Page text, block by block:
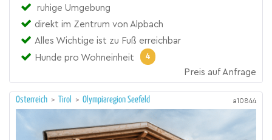
ruhige Umgebung
direkt im Zentrum von Alpbach
Alles Wichtige ist zu Fuß erreichbar
Hunde pro Wohneinheit
4
Preis auf Anfrage
Österreich > Tirol > Olympiaregion Seefeld a10844